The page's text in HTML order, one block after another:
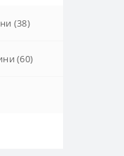
(38)
(60)